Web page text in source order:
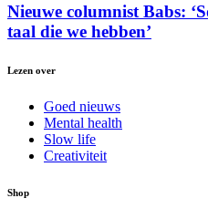
Nieuwe columnist Babs:
taal die we hebben’
Lezen over
Goed nieuws
Mental health
Slow life
Creativiteit
Shop